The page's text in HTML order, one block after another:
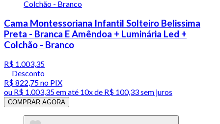
Cama Montessoriana Infantil Solteiro Belissima
Preta - Branca E Amêndoa + Luminária Led +
Colchão - Branco
R$ 1.003,35
Desconto
R$ 822,75no PIX
ou R$ 1.003,35em até 10x de R$ 100,33 sem juros
COMPRAR AGORA